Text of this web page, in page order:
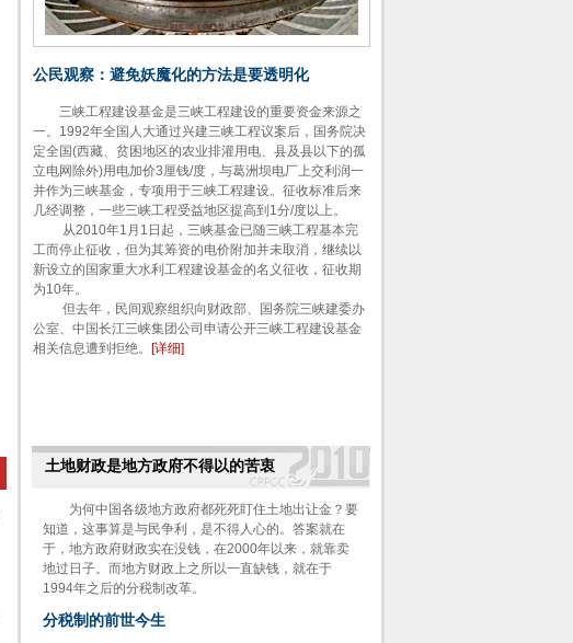
公民观察：避免妖魔化的方法是要透明化
三峡工程建设基金是三峡工程建设的重要资金来源之
一。1992年全国人大通过兴建三峡工程议案后，国务院决
定全国(西藏、贫困地区的农业排灌用电、县及县以下的孤
立电网除外)用电加价3厘钱/度，与葛洲坝电厂上交利润一
并作为三峡基金，专项用于三峡工程建设。征收标准后来
几经调整，一些三峡工程受益地区提高到1分/度以上。
从2010年1月1日起，三峡基金已随三峡工程基本完
工而停止征收，但为其筹资的电价附加并未取消，继续以
新设立的国家重大水利工程建设基金的名义征收，征收期
为10年。
但去年，民间观察组织向财政部、国务院三峡建委办
公室、中国长江三峡集团公司申请公开三峡工程建设基金
相关信息遭到拒绝。
[详细]
土地财政是地方政府不得以的苦衷
为何中国各级地方政府都死死盯住土地出让金？要
知道，这事算是与民争利，是不得人心的。答案就在
于，地方政府财政实在没钱，在2000年以来，就靠卖
地过日子。而地方财政上之所以一直缺钱，就在于
1994年之后的分税制改革。
分税制的前世今生